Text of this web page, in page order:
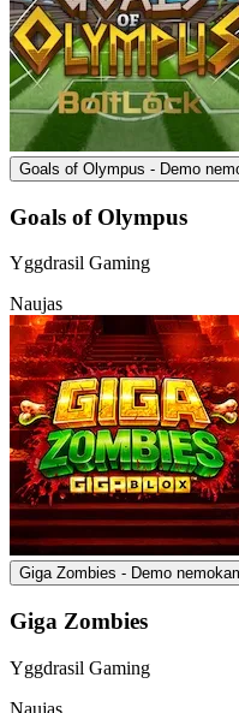
Goals of Olympus - Demo
Goals of Olympus
Yggdrasil Gaming
Naujas
Giga Zombies - Demo
Giga Zombies
Yggdrasil Gaming
Naujas